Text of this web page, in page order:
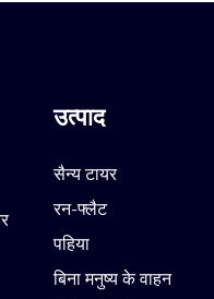
उत्पाद
सैन्य टायर
रन-फ्लैट
पहिया
बिना मनुष्य के वाहन